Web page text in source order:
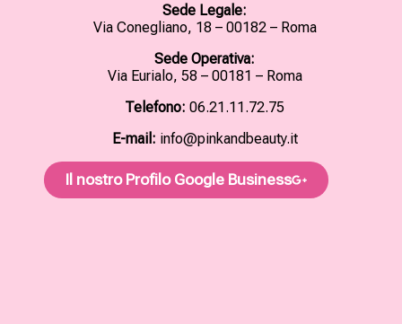
Sede Legale:
Via Conegliano, 18 – 00182 – Roma
Sede Operativa:
Via Eurialo, 58 – 00181 – Roma
Telefono: 06.21.11.72.75
E-mail: info@pinkandbeauty.it
Il nostro Profilo Google Business